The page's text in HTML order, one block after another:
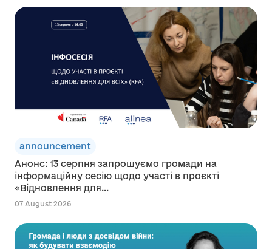
announcement
Анонс: 13 серпня запрошуємо громади на
інформаційну сесію щодо участі в проєкті
«Відновлення для...
07 August 2026